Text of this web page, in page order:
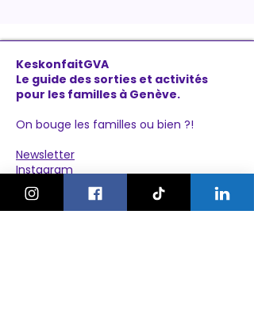
KeskonfaitGVA
Le guide des sorties et activités
pour les familles à Genève.
On bouge les familles ou bien ?!
Newsletter
Instagram
À propos